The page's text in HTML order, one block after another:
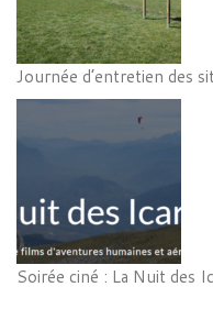
Journée d’entretien des
Soirée ciné : La Nuit des